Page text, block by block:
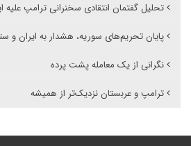
تحلیل گفتمان انتقادی سخنرانی ترامپ علیه
پایان تحریم‌های سوریه، هشدار به ایران و
نگرانی از یک معامله پشت پرده
ترامپ و عربستان نزدیک‌تر از همیشه